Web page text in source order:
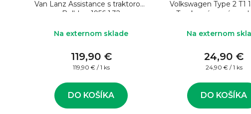
Van Lanz Assistance s traktorom
Bulldog 1956 1:32
Na externom sklade
119,90 €
Jednotková
119,90 € / 1 ks
DO KOŠÍKA
Volkswagen Type 2 T1
Truck s výsuvným
Na externom
24,90 €
Jednotková
24,90 € / 1 ks
DO KOŠÍKA